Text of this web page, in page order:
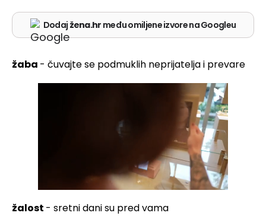
Dodaj žena.hr među omiljene izvore na Googleu
žaba - čuvajte se podmuklih neprijatelja i prevare
žalost - sretni dani su pred vama